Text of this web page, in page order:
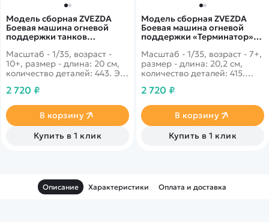
Модель сборная ZVEZDA
Боевая машина огневой
поддержки танков
Масштаб - 1/35, возраст -
10+, размер - длина: 20 см,
количество деталей: 443. Эта
является улучшенной
Терминатора, шасси у
которой сделано на базе
Т-72. Впервые показан
публике был в 2013 году.
дальнейшее уничтожение.
2 720 ₽
В корзину
Купить в 1 клик
Модель сборная ZVEZDA
Боевая машина огневой
поддержки «Терминатор»,
Масштаб - 1/35, возраст - 7+,
размер - длина: 20,2 см,
количество деталей: 415.
запасом боевых орудий,
трудной проходимости,
маневренности и
обладающая высокой
степенью защиты.
2 720 ₽
В корзину
Купить в 1 клик
Описание Характеристики Оплата и доставка